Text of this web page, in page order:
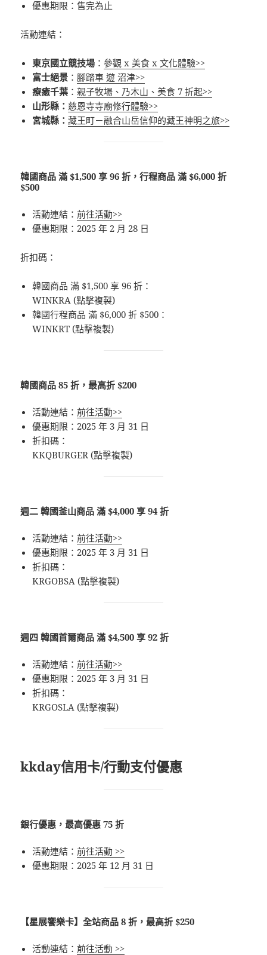
優惠期限：售完為止
活動連結：
東京國立競技場 ： 參觀 x 美食 x 文化體驗>>
富士絕景 ： 腳踏車 遊 沼津>>
療癒千葉 ：親子牧場、乃木山、美食 7 折起>>
山形縣：慈恩寺寺廟修行體驗>>
宮城縣：藏王町－融合山岳信仰的藏王神明之旅>>
韓國商品 滿 $1,500 享 96 折，行程商品 滿 $6,000 折
$500
活動連結：前往活動>>
優惠期限：2025 年 2 月 28 日
折扣碼：
韓國商品 滿 $1,500 享 96 折：
WINKRA (點擊複製)
韓國行程商品 滿 $6,000 折 $500：
WINKRT (點擊複製)
韓國商品 85 折，最高折 $200
活動連結：前往活動>>
優惠期限：2025 年 3 月 31 日
折扣碼：
KKQBURGER (點擊複製)
週二 韓國釜山商品 滿 $4,000 享 94 折
活動連結：前往活動>>
優惠期限：2025 年 3 月 31 日
折扣碼：
KRGOBSA (點擊複製)
週四 韓國首爾商品 滿 $4,500 享 92 折
活動連結：前往活動>>
優惠期限：2025 年 3 月 31 日
折扣碼：
KRGOSLA (點擊複製)
kkday信用卡/行動支付優惠
銀行優惠，最高優惠 75 折
活動連結：前往活動 >>
優惠期限：2025 年 12 月 31 日
【星展饗樂卡】全站商品 8 折，最高折 $250
活動連結：前往活動 >>